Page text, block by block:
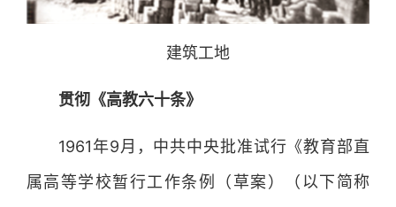
建筑工地
贯彻《高教六十条》
1961年9月，中共中央批准试行《教育部直
属高等学校暂行工作条例（草案）（以下简称